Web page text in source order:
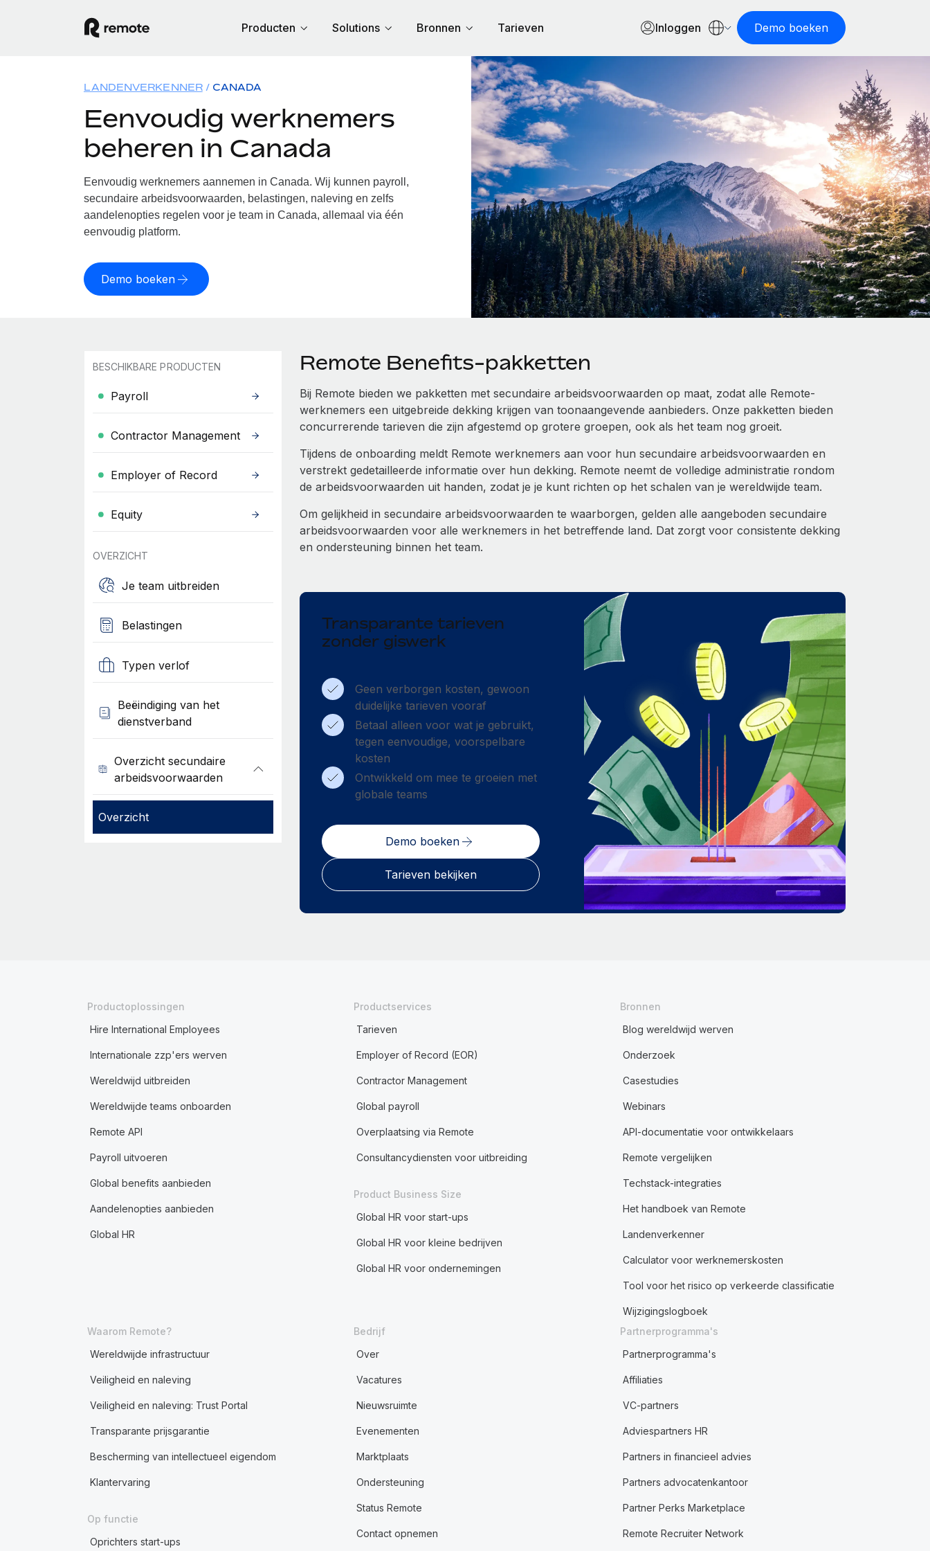
Producten Solutions Bronnen Tarieven Inloggen Demo boeken
LANDENVERKENNER CANADA
Eenvoudig werknemers
beheren in Canada
Eenvoudig werknemers aannemen in Canada. Wij kunnen payroll,
secundaire arbeidsvoorwaarden, belastingen, naleving en zelfs
aandelenopties regelen voor je team in Canada, allemaal via één
eenvoudig platform.
Demo boeken
BESCHIKBARE PRODUCTEN
Payroll
Contractor Management
Employer of Record
Equity
OVERZICHT
Je team uitbreiden
Belastingen
Typen verlof
Beëindiging van het
dienstverband
Overzicht secundaire
arbeidsvoorwaarden
Overzicht
Remote Benefits-pakketten
Bij Remote bieden we pakketten met secundaire arbeidsvoorwaarden op maat, zodat alle Remote-
werknemers een uitgebreide dekking krijgen van toonaangevende aanbieders. Onze pakketten bieden
concurrerende tarieven die zijn afgestemd op grotere groepen, ook als het team nog groeit.
Tijdens de onboarding meldt Remote werknemers aan voor hun secundaire arbeidsvoorwaarden en
verstrekt gedetailleerde informatie over hun dekking. Remote neemt de volledige administratie rondom
de arbeidsvoorwaarden uit handen, zodat je je kunt richten op het schalen van je wereldwijde team.
Om gelijkheid in secundaire arbeidsvoorwaarden te waarborgen, gelden alle aangeboden secundaire
arbeidsvoorwaarden voor alle werknemers in het betreffende land. Dat zorgt voor consistente dekking
en ondersteuning binnen het team.
Transparante tarieven
zonder giswerk
Geen verborgen kosten, gewoon
duidelijke tarieven vooraf
Betaal alleen voor wat je gebruikt,
tegen eenvoudige, voorspelbare
kosten
Ontwikkeld om mee te groeien met
globale teams
Demo boeken
Tarieven bekijken
Productoplossingen
Hire International Employees
Internationale zzp'ers werven
Wereldwijd uitbreiden
Wereldwijde teams onboarden
Remote API
Payroll uitvoeren
Global benefits aanbieden
Aandelenopties aanbieden
Global HR
Productservices
Tarieven
Employer of Record (EOR)
Contractor Management
Global payroll
Overplaatsing via Remote
Consultancydiensten voor uitbreiding
Product Business Size
Global HR voor start-ups
Global HR voor kleine bedrijven
Global HR voor ondernemingen
Bronnen
Blog wereldwijd werven
Onderzoek
Casestudies
Webinars
API-documentatie voor ontwikkelaars
Remote vergelijken
Techstack-integraties
Het handboek van Remote
Landenverkenner
Calculator voor werknemerskosten
Tool voor het risico op verkeerde classificatie
Wijzigingslogboek
Waarom Remote?
Wereldwijde infrastructuur
Veiligheid en naleving
Veiligheid en naleving: Trust Portal
Transparante prijsgarantie
Bescherming van intellectueel eigendom
Klantervaring
Op functie
Oprichters start-ups
Bedrijf
Over
Vacatures
Nieuwsruimte
Evenementen
Marktplaats
Ondersteuning
Status Remote
Contact opnemen
Partnerprogramma's
Partnerprogramma's
Affiliaties
VC-partners
Adviespartners HR
Partners in financieel advies
Partners advocatenkantoor
Partner Perks Marketplace
Remote Recruiter Network